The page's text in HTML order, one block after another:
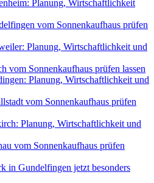
Planung, Wirtschaftlichkeit
vom Sonnenkaufhaus prüfen
Planung, Wirtschaftlichkeit und
vom Sonnenkaufhaus prüfen lassen
Planung, Wirtschaftlichkeit und
vom Sonnenkaufhaus prüfen
Planung, Wirtschaftlichkeit und
vom Sonnenkaufhaus prüfen
in Gundelfingen jetzt besonders